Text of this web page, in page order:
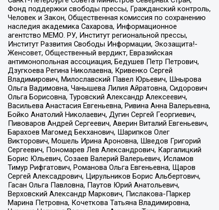
Фонд поддержки свободы прессы, Гражданский контроль,
Человек и Закон, Общественная комиссия по сохранению
наследия академика Сахарова, Информационное
агентство МЕМО. РУ, Институт региональной прессы,
Институт Развития Свободы Информации, Экозащита!-
Женсовет, Общественный вердикт, Евразийская
антимонопольная ассоциация, Бедушев Петр Петрович,
Дзугкоева Регина Николаевна, Кривенко Сергей
Владимирович, Милославский Павел Юрьевич, Шнырова
Ольга Вадимовна, Чанышева Лилия Айратовна, Сидорович
Ольга Борисовна, Туровский Александр Алексеевич,
Васильева Анастасия Евгеньевна, Ривина Анна Валерьевна,
Бойко Анатолий Николаевич, Дугин Сергей Георгиевич,
Пивоваров Андрей Сергеевич, Аверин Виталий Евгеньевич,
Барахоев Магомед Бекханович, Шарипков Олег
Викторович, Мошель Ирина Ароновна, Шведов Григорий
Сергеевич, Пономарев Лев Александрович, Каргалицкий
Борис Юльевич, Созаев Валерий Валерьевич, Исламов
Тимур Рифгатович, Романова Ольга Евгеньевна, Щаров
Сергей Алексадрович, Цирульников Борис Альбертович,
Гасан Ольга Павловна, Паутов Юрий Анатольевич,
Верховский Александр Маркович, Пислакова-Паркер
Марина Петровна, Кочеткова Татьяна Владимировна,